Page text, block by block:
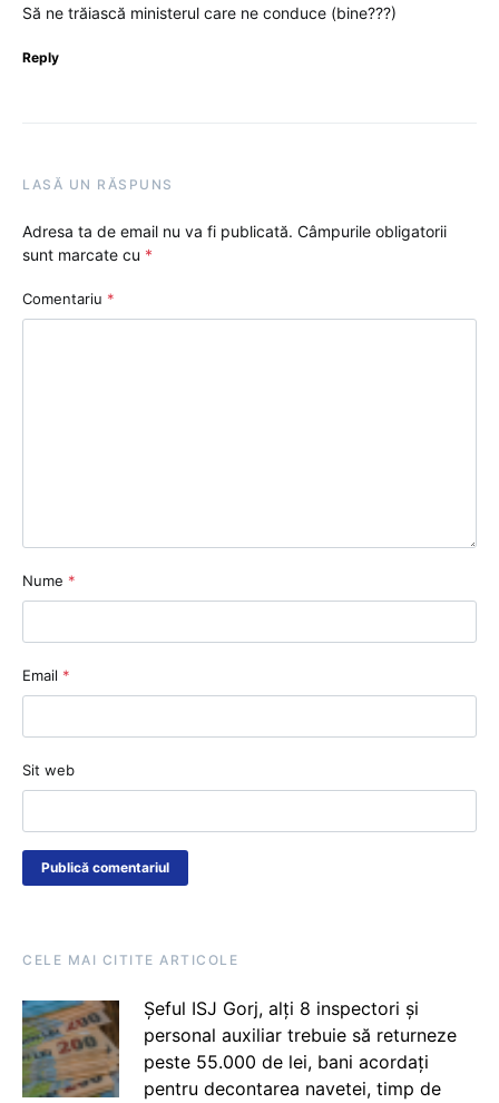
Să ne trăiască ministerul care ne conduce (bine???)
Reply
LASĂ UN RĂSPUNS
Adresa ta de email nu va fi publicată. Câmpurile obligatorii
sunt marcate cu *
Comentariu *
Nume *
Email *
Sit web
CELE MAI CITITE ARTICOLE
Șeful ISJ Gorj, alți 8 inspectori și
personal auxiliar trebuie să returneze
peste 55.000 de lei, bani acordați
pentru decontarea navetei, timp de